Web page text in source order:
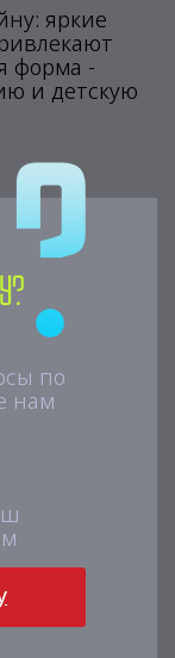
яркие
форма -
и детскую
по
нам